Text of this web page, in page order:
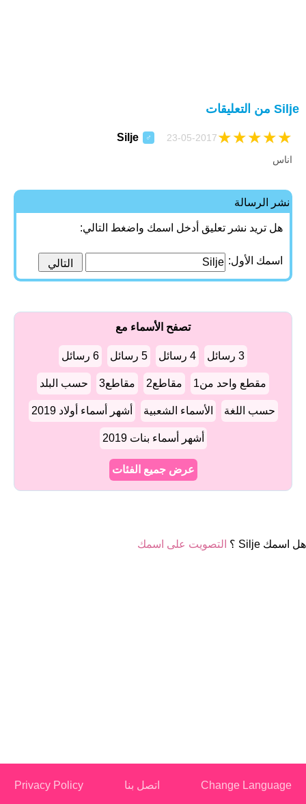
Silje من التعليقات
Silje ♂ 23-05-2017 ★
★
★
★
★
اناس
نشر الرسالة
هل تريد نشر تعليق أدخل اسمك واضغط التالي:
اسمك الأول:
تصفح الأسماء مع
3 رسائل 4 رسائل 5 رسائل 6 رسائل
مقطع واحد من1 مقاطع2 مقاطع3 حسب البلد
حسب اللغة الأسماء الشعبية أشهر أسماء أولاد 2019
أشهر أسماء بنات 2019
عرض جميع الفئات
هل اسمك Silje ؟ التصويت على اسمك
Change Language اتصل بنا Privacy Policy